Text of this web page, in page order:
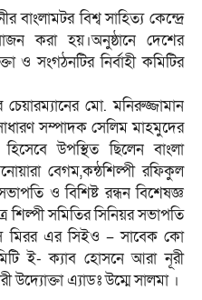
বাংলামটর বিশ্ব সাহিত্য কেন্দ্রে
করা হয়।অনুষ্ঠানে দেশের
ও সংগঠনটির নির্বাহী কমিটির
চেয়ারম্যানের মো. মনিরুজ্জামান
সম্পাদক সেলিম মাহমুদের
উপস্থিত ছিলেন বাংলা
বেগম,কন্ঠশিল্পী রফিকুল
ও বিশিষ্ট রন্ধন বিশেষজ্ঞ
শিল্পী সমিতির সিনিয়র সভাপতি
মিরর এর সিইও – সাবেক কো
ই- ক্যাব হোসনে আরা নূরী
উদ্যোক্তা এ্যাডঃ উম্মে সালমা ।